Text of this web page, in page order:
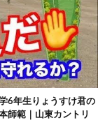
6年生りょうすけ君の
師範｜山東カントリ